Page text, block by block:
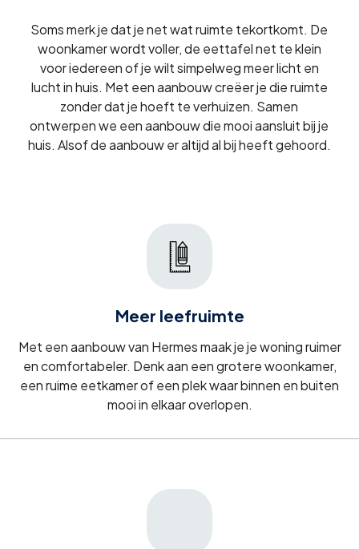
Soms merk je dat je net wat ruimte tekortkomt. De
woonkamer wordt voller, de eettafel net te klein
voor iedereen of je wilt simpelweg meer licht en
lucht in huis. Met een aanbouw creëer je die ruimte
zonder dat je hoeft te verhuizen. Samen
ontwerpen we een aanbouw die mooi aansluit bij je
huis. Alsof de aanbouw er altijd al bij heeft gehoord.
Meer leefruimte
Met een aanbouw van Hermes maak je je woning ruimer
en comfortabeler. Denk aan een grotere woonkamer,
een ruime eetkamer of een plek waar binnen en buiten
mooi in elkaar overlopen.